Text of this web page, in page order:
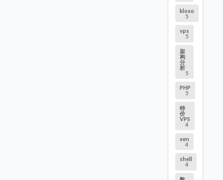
kloxo
5
vps
5
架
构
分
析
5
PHP
5
特
价
VPS
4
xen
4
shell
4